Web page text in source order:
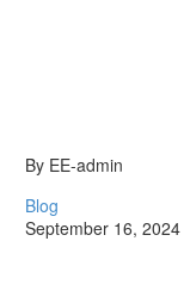
By EE-admin
Blog
September 16, 2024